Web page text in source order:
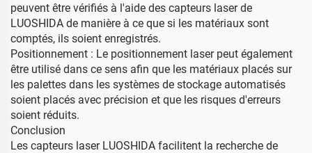
peuvent être vérifiés à l'aide des capteurs laser de
LUOSHIDA de manière à ce que si les matériaux sont
comptés, ils soient enregistrés.
Positionnement : Le positionnement laser peut également
être utilisé dans ce sens afin que les matériaux placés sur
les palettes dans les systèmes de stockage automatisés
soient placés avec précision et que les risques d'erreurs
soient réduits.
Conclusion
Les capteurs laser LUOSHIDA facilitent la recherche de